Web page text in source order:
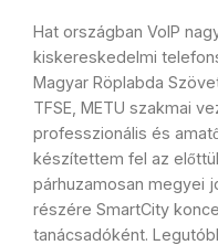
Hat országban VoIP
kiskereskedelmi
Magyar Röplabda
TFSE, METU szakmai
professzionális és
készítettem fel az
párhuzamosan megyei
részére SmartCity
tanácsadóként.